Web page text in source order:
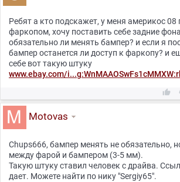
Ребят а кто подскажет, у меня америкос
фаркопом, хочу поставить себе задние
обязательно ли менять бампер? и если я
бампер останется ли доступ к фаркопу? и
себе вот такую штуку
www.ebay.com/

Motovas
Chups666, бампер менять не обязательно,
между фарой и бампером (3-5 мм).
Такую штуку ставил человек с драйва.
дает. Можете найти по нику "Sergiy65".